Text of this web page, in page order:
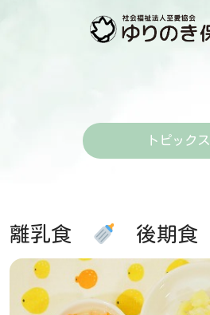
トピックス
離乳食 後期食